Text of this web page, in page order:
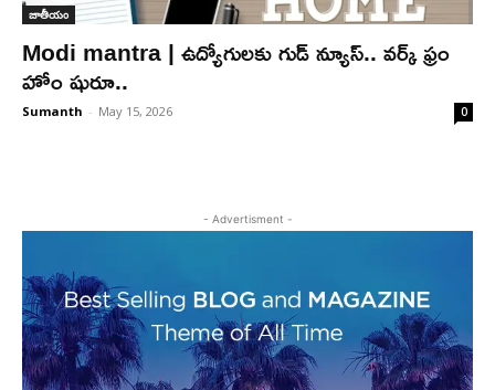
జాతీయం
Modi mantra | ఉద్యోగులకు గుడ్ న్యూస్.. వర్క్ ఫ్రం
హోం షురూ..
Sumanth - May 15, 2026 0
- Advertisment -